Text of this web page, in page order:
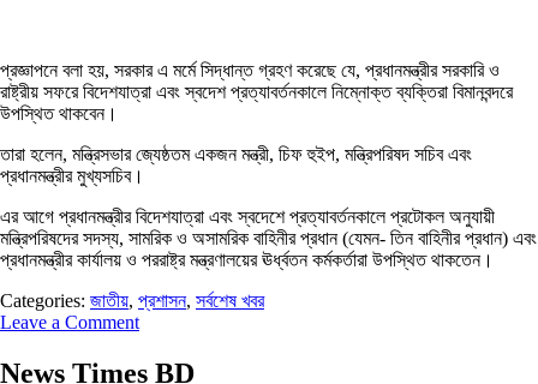
প্রজ্ঞাপনে বলা হয়, সরকার এ মর্মে সিদ্ধান্ত গ্রহণ করেছে যে, প্রধানমন্ত্রীর সরকারি ও
রাষ্ট্রীয় সফরে বিদেশযাত্রা এবং স্বদেশ প্রত্যাবর্তনকালে নিম্নোক্ত ব্যক্তিরা বিমানবন্দরে
উপস্থিত থাকবেন।
তারা হলেন, মন্ত্রিসভার জ্যেষ্ঠতম একজন মন্ত্রী, চিফ হুইপ, মন্ত্রিপরিষদ সচিব এবং
প্রধানমন্ত্রীর মুখ্যসচিব।
এর আগে প্রধানমন্ত্রীর বিদেশযাত্রা এবং স্বদেশে প্রত্যাবর্তনকালে প্রটোকল অনুযায়ী
মন্ত্রিপরিষদের সদস্য, সামরিক ও অসামরিক বাহিনীর প্রধান (যেমন- তিন বাহিনীর প্রধান) এবং
প্রধানমন্ত্রীর কার্যালয় ও পররাষ্ট্র মন্ত্রণালয়ের ঊর্ধ্বতন কর্মকর্তারা উপস্থিত থাকতেন।
Categories: জাতীয়, প্রশাসন, সর্বশেষ খবর
Leave a Comment
News Times BD